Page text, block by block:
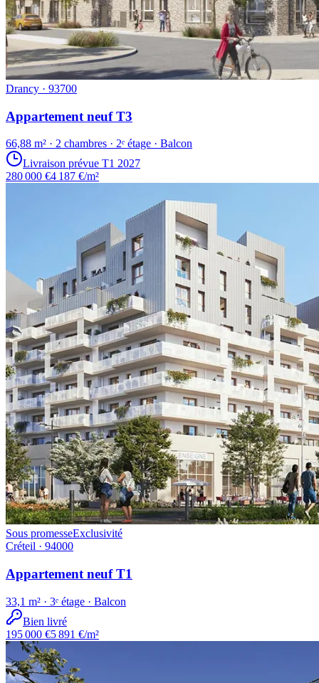
Drancy · 93700
Appartement neuf T3
66,88 m² · 2 chambres · 2ᵉ étage · Balcon
Livraison prévue T1 2027
280 000 €4 187 €/m²
Sous promesseExclusivité
Créteil · 94000
Appartement neuf T1
33,1 m² · 3ᵉ étage · Balcon
Bien livré
195 000 €5 891 €/m²